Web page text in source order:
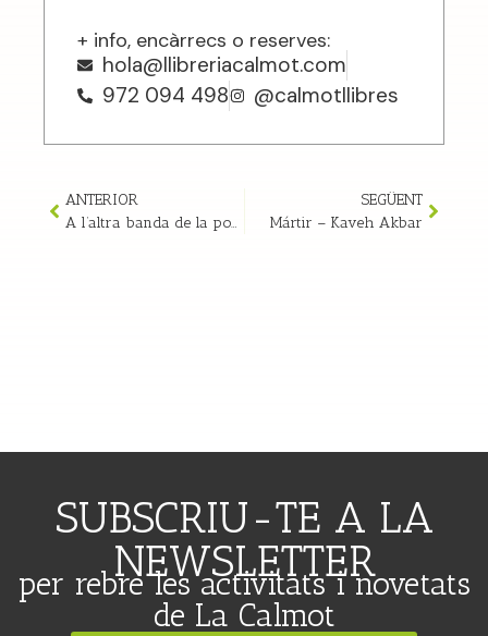
+ info, encàrrecs o reserves:
hola@llibreriacalmot.com
972 094 498
@calmotllibres
ANTERIOR
A l’altra banda de la por – Marta Orriols
SEGÜENT
Mártir – Kaveh Akbar
SUBSCRIU-TE A LA
NEWSLETTER
per rebre les activitats i novetats
de La Calmot